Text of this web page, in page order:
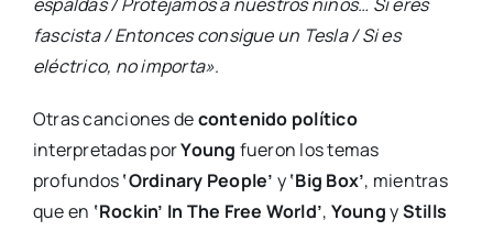
espaldas / Protejamos a nuestros niños… Si eres
fascista / Entonces consigue un Tesla / Si es
eléctrico, no importa».
Otras canciones decontenido político
interpretadas porYoung fueron los temas
profundos‘Ordinary People’ y‘Big Box’, mientras
que en ‘Rockin’ In The Free World’, YoungyStills